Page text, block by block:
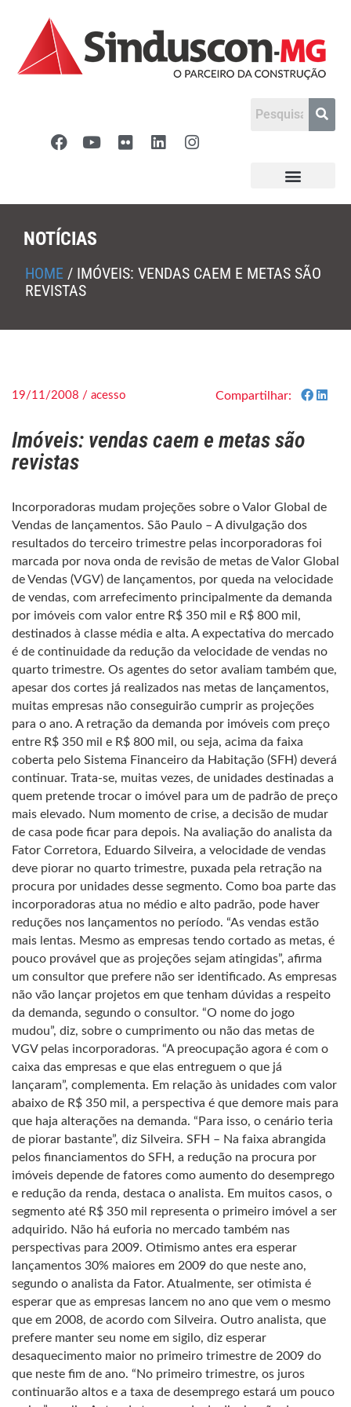
NOTÍCIAS
HOME / IMÓVEIS: VENDAS CAEM E METAS SÃO
REVISTAS
19/11/2008 / acesso Compartilhar:
Imóveis: vendas caem e metas são
revistas
Incorporadoras mudam projeções sobre o Valor Global de
Vendas de lançamentos. São Paulo – A divulgação dos
resultados do terceiro trimestre pelas incorporadoras foi
marcada por nova onda de revisão de metas de Valor Global
de Vendas (VGV) de lançamentos, por queda na velocidade
de vendas, com arrefecimento principalmente da demanda
por imóveis com valor entre R$ 350 mil e R$ 800 mil,
destinados à classe média e alta. A expectativa do mercado
é de continuidade da redução da velocidade de vendas no
quarto trimestre. Os agentes do setor avaliam também que,
apesar dos cortes já realizados nas metas de lançamentos,
muitas empresas não conseguirão cumprir as projeções
para o ano. A retração da demanda por imóveis com preço
entre R$ 350 mil e R$ 800 mil, ou seja, acima da faixa
coberta pelo Sistema Financeiro da Habitação (SFH) deverá
continuar. Trata-se, muitas vezes, de unidades destinadas a
quem pretende trocar o imóvel para um de padrão de preço
mais elevado. Num momento de crise, a decisão de mudar
de casa pode ficar para depois. Na avaliação do analista da
Fator Corretora, Eduardo Silveira, a velocidade de vendas
deve piorar no quarto trimestre, puxada pela retração na
procura por unidades desse segmento. Como boa parte das
incorporadoras atua no médio e alto padrão, pode haver
reduções nos lançamentos no período. “As vendas estão
mais lentas. Mesmo as empresas tendo cortado as metas, é
pouco provável que as projeções sejam atingidas”, afirma
um consultor que prefere não ser identificado. As empresas
não vão lançar projetos em que tenham dúvidas a respeito
da demanda, segundo o consultor. “O nome do jogo
mudou”, diz, sobre o cumprimento ou não das metas de
VGV pelas incorporadoras. “A preocupação agora é com o
caixa das empresas e que elas entreguem o que já
lançaram”, complementa. Em relação às unidades com valor
abaixo de R$ 350 mil, a perspectiva é que demore mais para
que haja alterações na demanda. “Para isso, o cenário teria
de piorar bastante”, diz Silveira. SFH – Na faixa abrangida
pelos financiamentos do SFH, a redução na procura por
imóveis depende de fatores como aumento do desemprego
e redução da renda, destaca o analista. Em muitos casos, o
segmento até R$ 350 mil representa o primeiro imóvel a ser
adquirido. Não há euforia no mercado também nas
perspectivas para 2009. Otimismo antes era esperar
lançamentos 30% maiores em 2009 do que neste ano,
segundo o analista da Fator. Atualmente, ser otimista é
esperar que as empresas lancem no ano que vem o mesmo
que em 2008, de acordo com Silveira. Outro analista, que
prefere manter seu nome em sigilo, diz esperar
desaquecimento maior no primeiro trimestre de 2009 do
que neste fim de ano. “No primeiro trimestre, os juros
continuarão altos e a taxa de desemprego estará um pouco